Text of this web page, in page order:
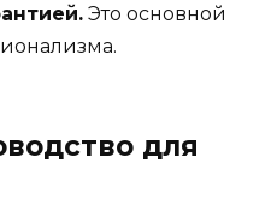
Это основной
для